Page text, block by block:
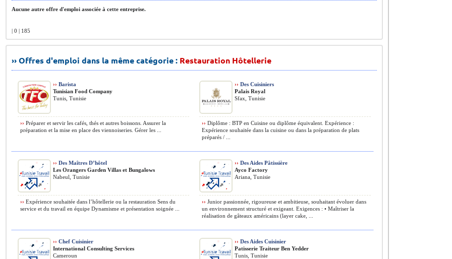
Aucune autre offre d'emploi associée à cette entreprise.
| 0 | 185
›› Offres d'emploi dans la même catégorie : Restauration Hôtellerie
›› Barista
Tunisian Food Company
Tunis, Tunisie
›› Préparer et servir les cafés, thés et autres boissons. Assurer la
préparation et la mise en place des viennoiseries. Gérer les ...
›› Des Cuisiniers
Palais Royal
Sfax, Tunisie
›› Diplôme : BTP en Cuisine ou diplôme équivalent. Expérience :
Expérience souhaitée dans la cuisine ou dans la préparation de plats
préparés / ...
›› Des Maîtres D’hôtel
Les Orangers Garden Villas et Bungalows
Nabeul, Tunisie
›› Expérience souhaitée dans l’hôtellerie ou la restauration Sens du
service et du travail en équipe Dynamisme et présentation soignée ...
›› Des Aides Pâtissière
Ayco Factory
Ariana, Tunisie
›› Junior passionnée, rigoureuse et ambitieuse, souhaitant évoluer dans
un environnement structuré et exigeant. Exigences : • Maîtriser la
réalisation de gâteaux américains (layer cake, ...
›› Chef Cuisinier
International Consulting Services
Cameroun
›› Des Aides Cuisinier
Patisserie Traiteur Ben Yedder
Tunis, Tunisie